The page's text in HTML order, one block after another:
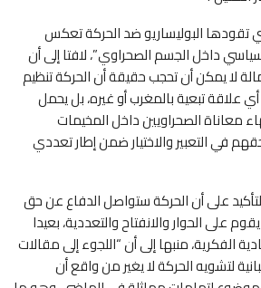
تقودها البوليساريو ضد الحركة تعكس
داخل الجسم الصحراوي”، لافتا إلى أن
لا يمكن أن تحجب حقيقة أن الحركة تنظيم
علاقة تبعية بالمغرب أو غيره، بل يحمل
معاناة الصحراويين داخل المخيمات
في التعبير والاختيار ضمن إطار تعددي
على أن الحركة ستواصل الدفاع عن حق
على الحوار والانفتاح والتعددية، بعيدا
الفكرية، منبها إلى أن “اللجوء إلى مقالات
لتشويه الحركة لا يغير من واقع أن